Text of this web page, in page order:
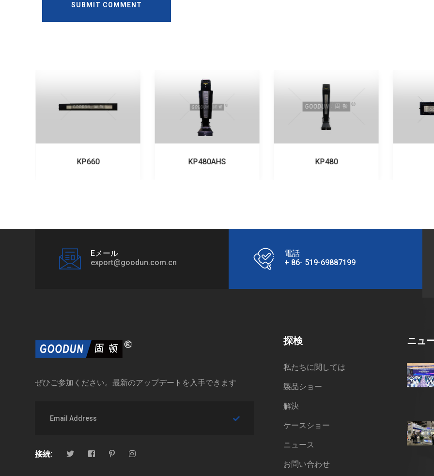
SUBMIT COMMENT
KP660 KP480AHS KP480
Eメール
export@goodun.com.cn
電話
+ 86- 519-69887199
ぜひご参加ください。最新のアップデートを入手できます
接続:
探検
私たちに関しては
製品ショー
解決
ケースショー
ニュース
お問い合わせ
ニュ